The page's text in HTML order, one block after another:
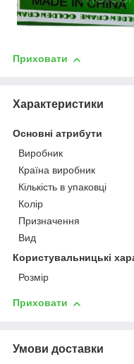
Приховати
Характеристики
Основні атрибути
Виробник
Країна виробник
Кількість в упаковці
Колір
Призначення
Вид
Користувальницькі
Розмір
Приховати
Умови доставки